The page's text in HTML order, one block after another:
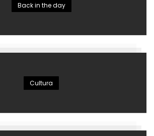
Back in the day
Cultura